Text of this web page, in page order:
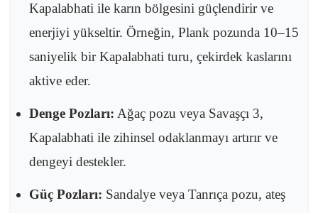
Kapalabhati ile karın bölgesini güçlendirir ve
enerjiyi yükseltir. Örneğin, Plank pozunda 10–15
saniyelik bir Kapalabhati turu, çekirdek kaslarını
aktive eder.
Denge Pozları: Ağaç pozu veya Savaşçı 3,
Kapalabhati ile zihinsel odaklanmayı artırır ve
dengeyi destekler.
Güç Pozları: Sandalye veya Tanrıça pozu, ateş